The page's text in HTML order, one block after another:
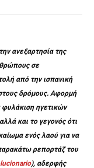
ανεξαρτησία της
σε
από την ισπανική
δρόμους. Αφορμή
φυλάκιση ηγετικών
και το γεγονός ότι
ενός λαού για να
ρεπορτάζ του
), αδερφής